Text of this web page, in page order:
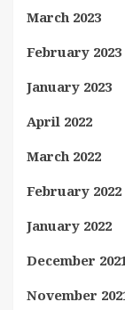
March 2023
February 2023
January 2023
April 2022
March 2022
February 2022
January 2022
December 2021
November